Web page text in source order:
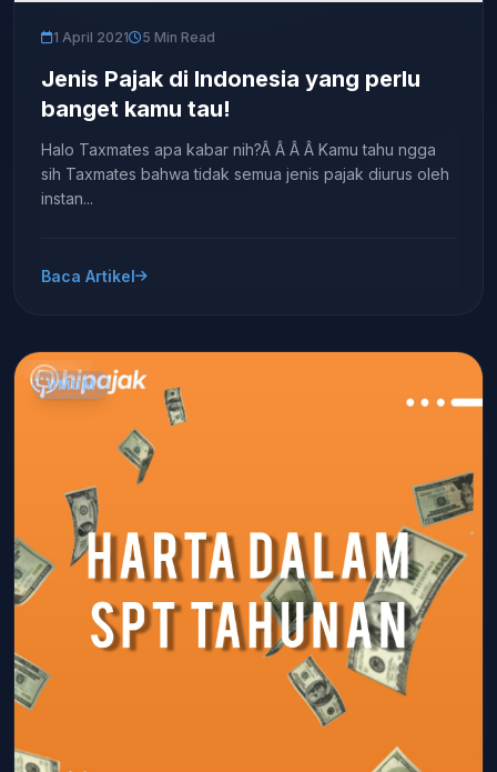
1 April 2021 5 Min Read
Jenis Pajak di Indonesia yang perlu
banget kamu tau!
Halo Taxmates apa kabar nih?Â Â Â Â Kamu tahu ngga
sih Taxmates bahwa tidak semua jenis pajak diurus oleh
instan...
Baca Artikel
UMUM